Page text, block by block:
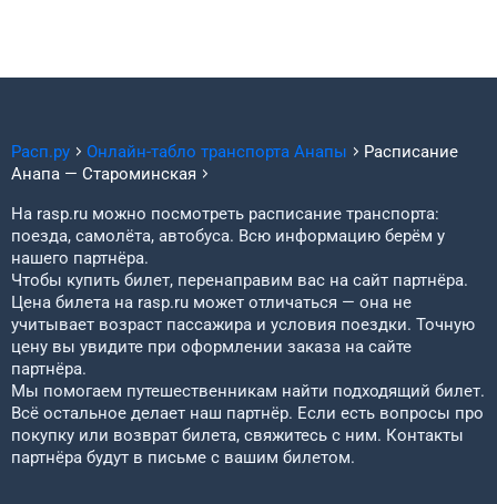
Расп.ру Онлайн-табло транспорта Анапы
Расписание
Анапа — Староминская
На rasp.ru можно посмотреть расписание транспорта:
поезда, самолёта, автобуса. Всю информацию берём у
нашего партнёра.
Чтобы купить билет, перенаправим вас на сайт партнёра.
Цена билета на rasp.ru может отличаться — она не
учитывает возраст пассажира и условия поездки. Точную
цену вы увидите при оформлении заказа на сайте
партнёра.
Мы помогаем путешественникам найти подходящий билет.
Всё остальное делает наш партнёр. Если есть вопросы про
покупку или возврат билета, свяжитесь с ним. Контакты
партнёра будут в письме с вашим билетом.